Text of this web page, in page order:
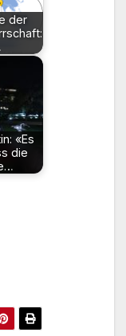
der
«Es
die